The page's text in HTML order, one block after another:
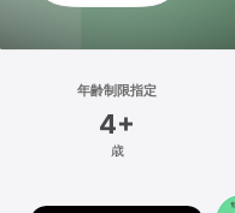
検索
プラットフォーム
年齢制限指定
4+
歳